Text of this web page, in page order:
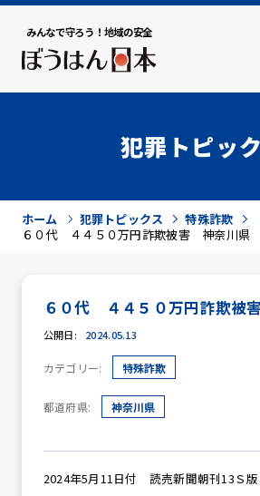
みんなで守ろう！地域の安全
防犯活動ニュース
防犯パトロー
犯罪トピッ
ホーム 犯罪トピックス
特殊詐欺
６０代 ４４５０万円詐欺被害 神奈川県
６０代 ４４５０万円詐欺被
公開日: 2024.05.13
カテゴリー: 特殊詐欺
都道府県: 神奈川県
2024年5月11日付 読売新聞朝刊13Ｓ